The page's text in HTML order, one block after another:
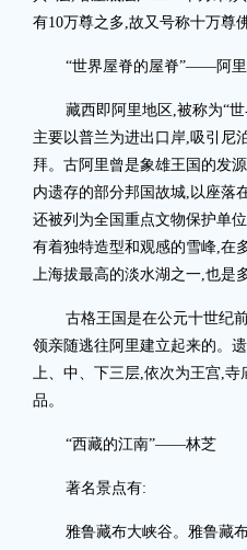
有10万尊之多,故又号称十万尊
“世界屋脊的屋脊”——阿里
藏西即阿里地区,被称为“
主要以普兰为进出口岸,吸引尼
拜。古阿里曾是象雄王国的发
内遗存的部分邦国故城,以座落
还被列为全国重点文物保护单
有着独特造型和观感的雪峰,在
上海拔最高的淡水湖之一,也是
古格王国是在公元十世纪
领亲随逃往阿里建立起来的。
上、中、下三层,依次为王宫,
品。
“西藏的江南”——林芝
著名景点有:
雅鲁藏布大峡谷。雅鲁藏